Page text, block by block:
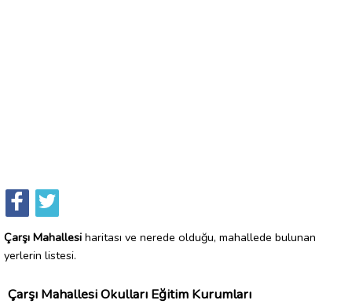
Çarşı Mahallesi haritası ve nerede olduğu, mahallede bulunan
yerlerin listesi.
Çarşı Mahallesi Okulları Eğitim Kurumları